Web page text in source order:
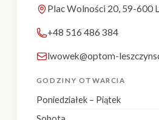
Plac Wolności 20, 59-600
+48 516 486 384
lwowek@optom-
GODZINY OTWARCIA
Poniedziałek – Piątek